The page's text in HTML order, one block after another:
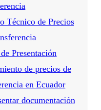
Técnico de Precios
Presentación
de precios de
en Ecuador
documentación